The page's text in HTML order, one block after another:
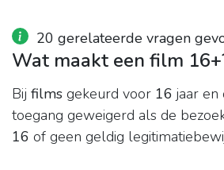
20 gerelateerde vragen
Wat maakt een film
Bij films gekeurd voor 16 jaar
toegang geweigerd als de
16 of geen geldig